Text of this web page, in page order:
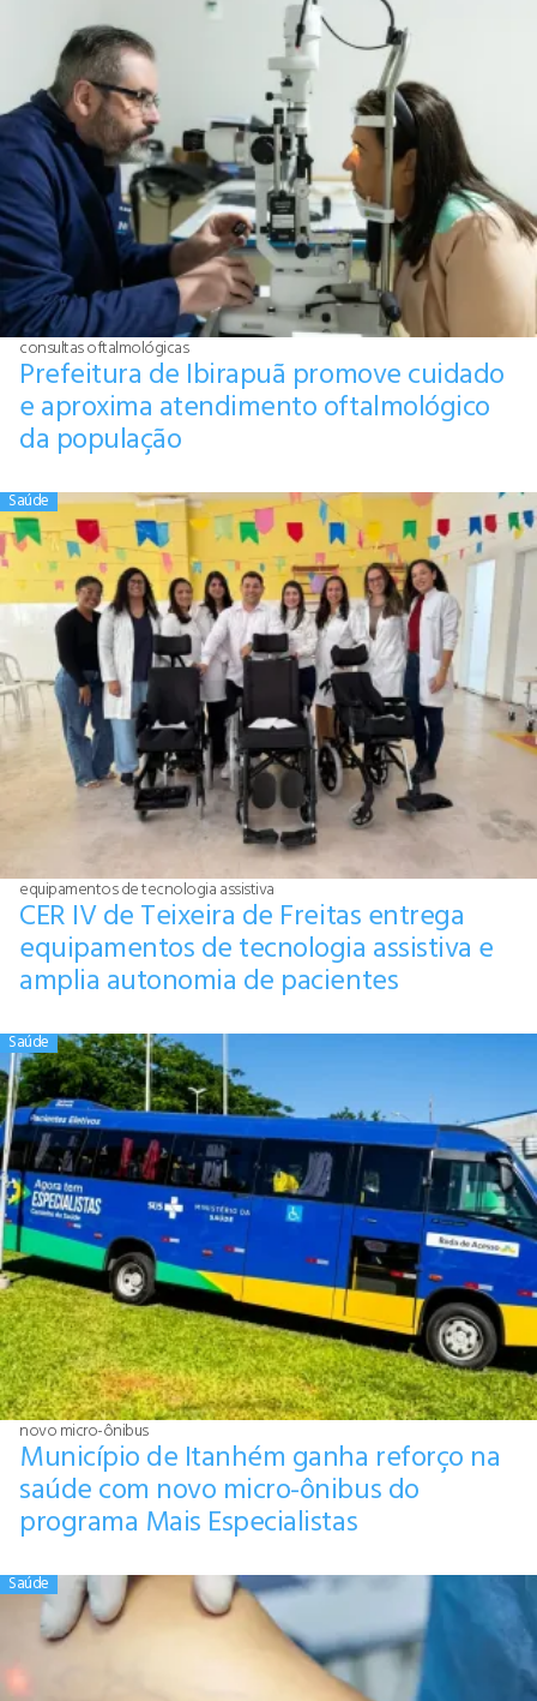
consultas oftalmológicas
Prefeitura de Ibirapuã promove cuidado
e aproxima atendimento oftalmológico
da população
Saúde
equipamentos de tecnologia assistiva
CER IV de Teixeira de Freitas entrega
equipamentos de tecnologia assistiva e
amplia autonomia de pacientes
Saúde
novo micro-ônibus
Município de Itanhém ganha reforço na
saúde com novo micro-ônibus do
programa Mais Especialistas
Saúde